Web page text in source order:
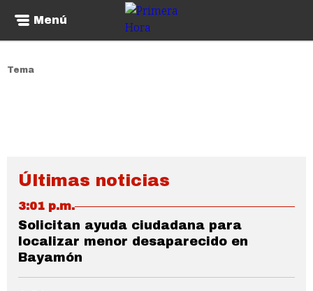
Menú
Tema
Últimas noticias
3:01 p.m.
Solicitan ayuda ciudadana para
localizar menor desaparecido en
Bayamón